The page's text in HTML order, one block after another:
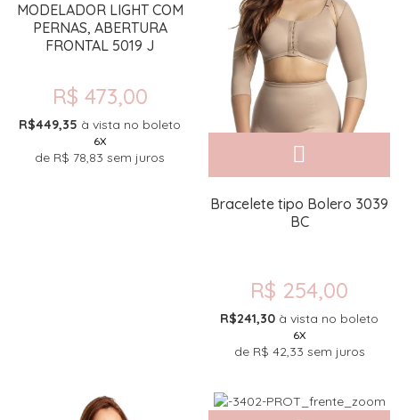
MODELADOR LIGHT COM
PERNAS, ABERTURA
FRONTAL 5019 J
R$ 473,00
R$449,35 à vista no boleto
6X
de R$ 78,83 sem juros
Bracelete tipo Bolero 3039
BC
R$ 254,00
R$241,30 à vista no boleto
6X
de R$ 42,33 sem juros